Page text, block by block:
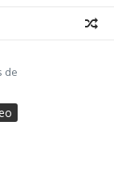
de